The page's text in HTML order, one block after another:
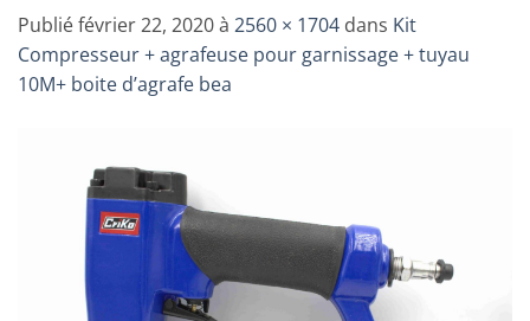
Publiéfévrier 22, 2020à 2560 × 1704 dans Kit
Compresseur + agrafeuse pour garnissage + tuyau
10M+ boite d’agrafe bea